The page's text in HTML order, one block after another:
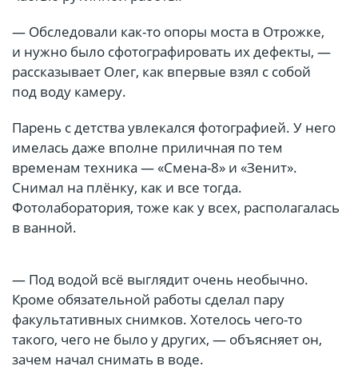
— Обследовали как-то опоры моста в Отрожке,
и нужно было сфотографировать их дефекты, —
рассказывает Олег, как впервые взял с собой
под воду камеру.
Парень с детства увлекался фотографией. У него
имелась даже вполне приличная по тем
временам техника — «Смена-8» и «Зенит».
Снимал на плёнку, как и все тогда.
Фотолаборатория, тоже как у всех, располагалась
в ванной.
— Под водой всё выглядит очень необычно.
Кроме обязательной работы сделал пару
факультативных снимков. Хотелось чего-то
такого, чего не было у других, — объясняет он,
зачем начал снимать в воде.